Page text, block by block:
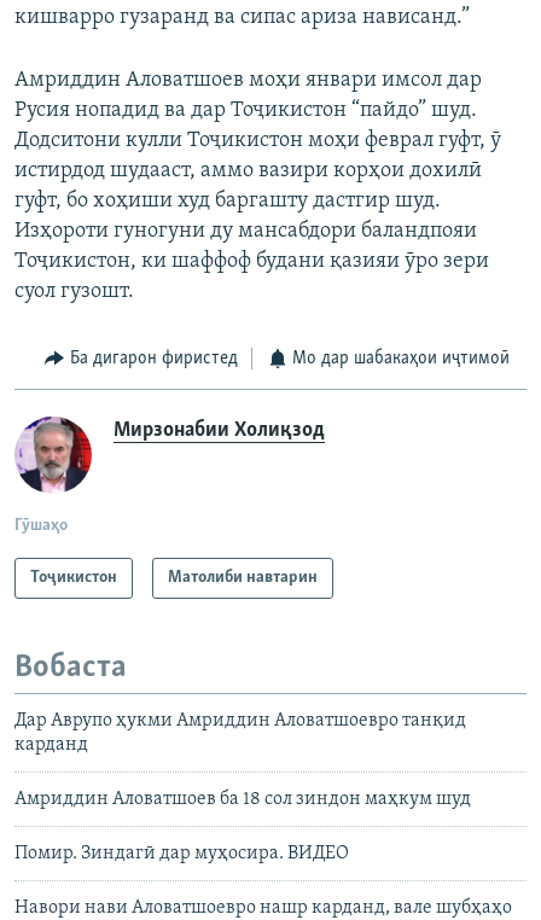
кишварро гузаранд ва сипас ариза нависанд.”
Амриддин Аловатшоев моҳи январи имсол дар
Русия нопадид ва дар Тоҷикистон “пайдо” шуд.
Додситони кулли Тоҷикистон моҳи феврал гуфт, ӯ
истирдод шудааст, аммо вазири корҳои дохилӣ
гуфт, бо хоҳиши худ баргашту дастгир шуд.
Изҳороти гуногуни ду мансабдори баландпояи
Тоҷикистон, ки шаффоф будани қазияи ӯро зери
суол гузошт.
Ба дигарон фиристед Мо дар шабакаҳои иҷтимоӣ
Мирзонабии Холиқзод
Гӯшаҳо
Тоҷикистон Матолиби навтарин
Вобаста
Дар Аврупо ҳукми Амриддин Аловатшоевро танқид
карданд
Амриддин Аловатшоев ба 18 сол зиндон маҳкум шуд
Помир. Зиндагӣ дар муҳосира. ВИДЕО
Навори нави Аловатшоевро нашр карданд, вале шубҳаҳо